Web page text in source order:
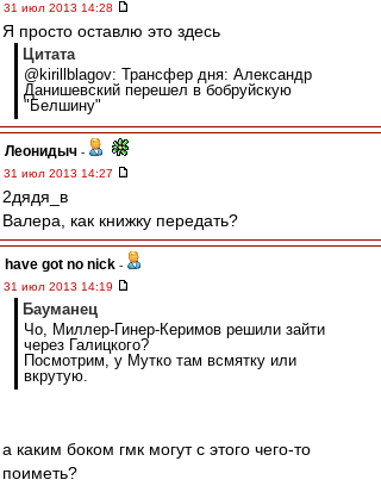
31 июл 2013 14:28
Я просто оставлю это здесь
Цитата
@kirillblagov: Трансфер дня: Александр
Данишевский перешел в бобруйскую
"Белшину"
Леонидыч -
31 июл 2013 14:27
2дядя_в
Валера, как книжку передать?
have got no nick -
31 июл 2013 14:19
Бауманец
Чо, Миллер-Гинер-Керимов решили зайти
через Галицкого?
Посмотрим, у Мутко там всмятку или
вкрутую.
а каким боком гмк могут с этого чего-то
поиметь?